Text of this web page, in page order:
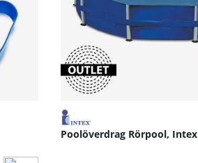
Poolöverdrag Rörpool, Intex